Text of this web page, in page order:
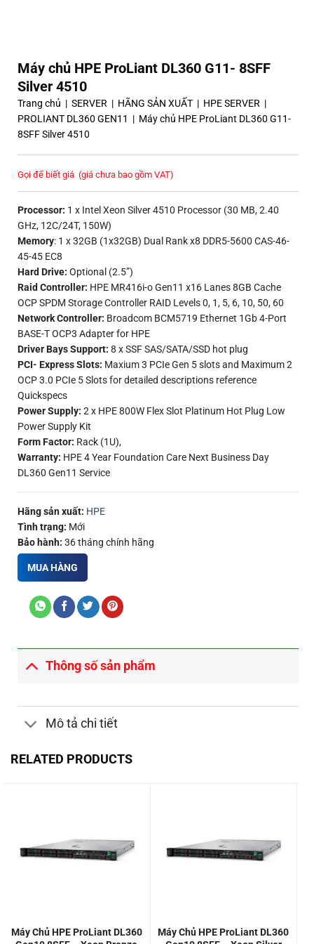
Máy chủ HPE ProLiant DL360 G11- 8SFF
Silver 4510
Trang chủ | SERVER | HÃNG SẢN XUẤT | HPE SERVER |
PROLIANT DL360 GEN11
| Máy chủ HPE ProLiant DL360 G11-
8SFF Silver 4510
Gọi để biết giá (giá chưa bao gồm VAT)
Processor: 1 x Intel Xeon Silver 4510 Processor (30 MB, 2.40
GHz, 12C/24T, 150W)
Memory: 1 x 32GB (1x32GB) Dual Rank x8 DDR5-5600 CAS-46-
45-45 EC8
Hard Drive: Optional (2.5”)
Raid Controller: HPE MR416i-o Gen11 x16 Lanes 8GB Cache
OCP SPDM Storage Controller RAID Levels 0, 1, 5, 6, 10, 50, 60
Network Controller: Broadcom BCM5719 Ethernet 1Gb 4-Port
BASE-T OCP3 Adapter for HPE
Driver Bays Support: 8 x SSF SAS/SATA/SSD hot plug
PCI- Express Slots: Maxium 3 PCIe Gen 5 slots and Maximum 2
OCP 3.0 PCIe 5 Slots for detailed descriptions reference
Quickspecs
Power Supply: 2 x HPE 800W Flex Slot Platinum Hot Plug Low
Power Supply Kit
Form Factor: Rack (1U),
Warranty: HPE 4 Year Foundation Care Next Business Day
DL360 Gen11 Service
Hãng sản xuất: HPE
Tình trạng: Mới
Bảo hành: 36 tháng chính hãng
MUA HÀNG
Thông số sản phẩm
Mô tả chi tiết
RELATED PRODUCTS
Máy Chủ HPE ProLiant DL360
Máy Chủ HPE ProLiant DL360